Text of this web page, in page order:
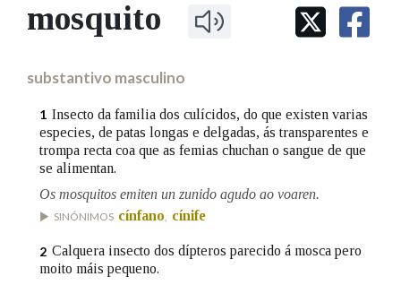
IDENTIDADE CORPORATIVA
MARCIAL DEL ADALID
FIGURAS HOMENAXEADAS
PRIMAVERA DAS LETRAS
PORTAL DAS PALABRAS
Facebook
TwitterYoutubeInstagram
Bluesky
BUSCAR NOS LEMAS
Remata por
Contén
BUSCAR NO CONTIDO
mosquito
substantivo masculino
1 Insecto da familia dos culícidos, do que existen varias
especies, de patas longas e delgadas, ás transparentes e
trompa recta coa que as femias chuchan o sangue de que
se alimentan.
Os mosquitos emiten un zunido agudo ao voaren.
SINÓNIMOS cínfano cínife
2 Calquera insecto dos dípteros parecido á mosca pero
moito máis pequeno.